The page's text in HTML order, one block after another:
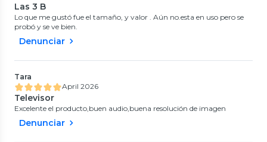
Las 3 B
Lo que me gustó fue el tamaño, y valor . Aún no.esta en uso pero se
probó y se ve bien.
Denunciar
Tara
April 2026
Televisor
Excelente el producto,buen audio,buena resolución de imagen
Denunciar